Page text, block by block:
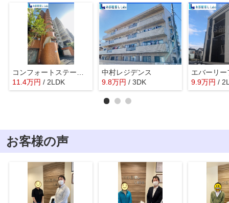
11.4万円 / 2LDK
中村レジデンス
9.8万円 / 3DK
エバーリー
9.9万円 /
お客様の声